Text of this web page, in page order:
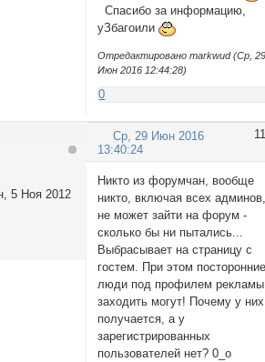
Спасибо за информацию,
уЗбагоили
Отредактировано markwud (Ср,
Июн 2016 12:44:28)
0
11
Ср, 29 Июн 2016
13:40:24
5 Ноя 2012
Никто из форумчан, вообще
никто, включая всех
не может зайти на форум -
сколько бы ни пытались...
Выбрасывает на страницу с
гостем. При этом
люди под профилем рекламы
заходить могут! Почему у них
получается, а у
зарегистрированных
пользователей нет? 0_о